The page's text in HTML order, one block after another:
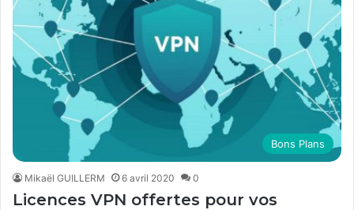
Bons Plans
Mikaël GUILLERM 6 avril 2020 0
Licences VPN offertes pour vos